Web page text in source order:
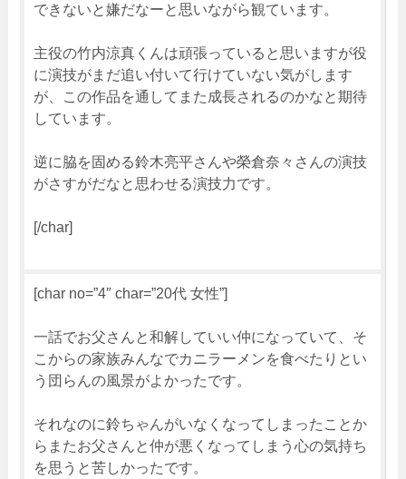
できないと嫌だなーと思いながら観ています。
主役の竹内涼真くんは頑張っていると思いますが役
に演技がまだ追い付いて行けていない気がします
が、この作品を通してまた成長されるのかなと期待
しています。
逆に脇を固める鈴木亮平さんや榮倉奈々さんの演技
がさすがだなと思わせる演技力です。
[/char]
[char no=”4″ char=”20代 女性”]
一話でお父さんと和解していい仲になっていて、そ
こからの家族みんなでカニラーメンを食べたりとい
う団らんの風景がよかったです。
それなのに鈴ちゃんがいなくなってしまったことか
らまたお父さんと仲が悪くなってしまう心の気持ち
を思うと苦しかったです。